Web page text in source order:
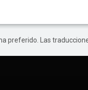
preferido. Las